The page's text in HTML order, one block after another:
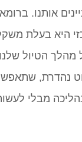
אותנו.
היא בעלת
מהלך הטיול
נהדרת,
מבלי